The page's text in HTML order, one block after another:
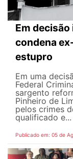
Em
condena
estupro
Em uma
Federal
sargento
Pinheiro de
pelos crimes
qualificado e...
Publicado em: 05 de